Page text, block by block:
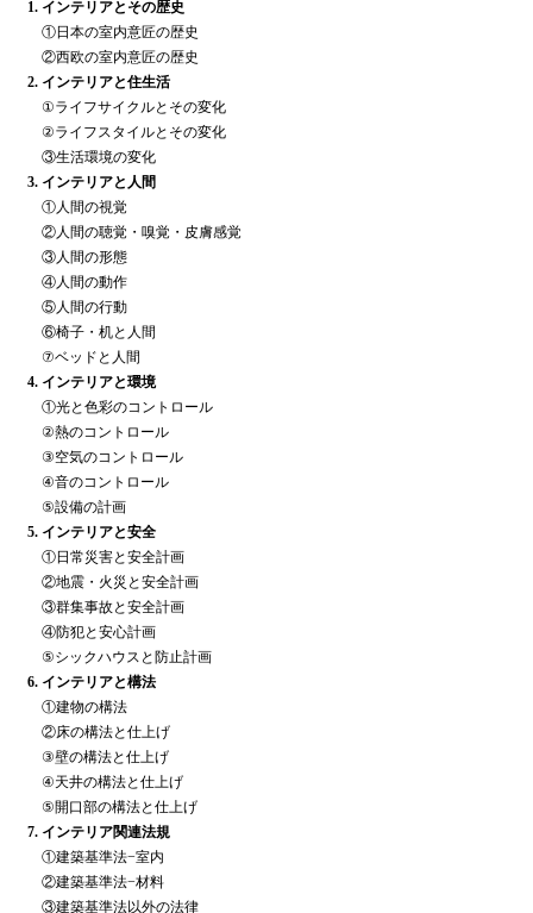
1. インテリアとその歴史
①日本の室内意匠の歴史
②西欧の室内意匠の歴史
2. インテリアと住生活
①ライフサイクルとその変化
②ライフスタイルとその変化
③生活環境の変化
3. インテリアと人間
①人間の視覚
②人間の聴覚・嗅覚・皮膚感覚
③人間の形態
④人間の動作
⑤人間の行動
⑥椅子・机と人間
⑦ベッドと人間
4. インテリアと環境
①光と色彩のコントロール
②熱のコントロール
③空気のコントロール
④音のコントロール
⑤設備の計画
5. インテリアと安全
①日常災害と安全計画
②地震・火災と安全計画
③群集事故と安全計画
④防犯と安心計画
⑤シックハウスと防止計画
6. インテリアと構法
①建物の構法
②床の構法と仕上げ
③壁の構法と仕上げ
④天井の構法と仕上げ
⑤開口部の構法と仕上げ
7. インテリア関連法規
①建築基準法−室内
②建築基準法−材料
③建築基準法以外の法律